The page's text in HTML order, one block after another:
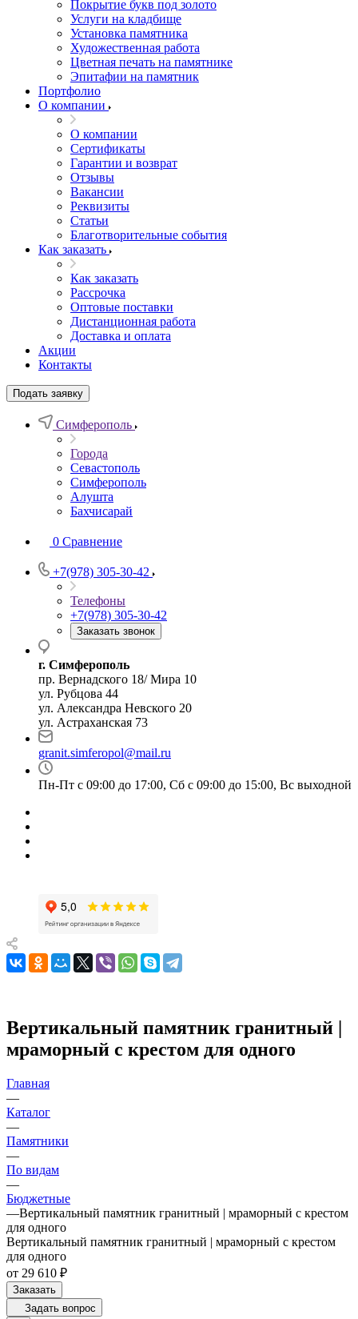
Покрытие букв под золото
Услуги на кладбище
Установка памятника
Художественная работа
Цветная печать на памятнике
Эпитафии на памятник
Портфолио
О компании
О компании
Сертификаты
Гарантии и возврат
Отзывы
Вакансии
Реквизиты
Статьи
Благотворительные события
Как заказать
Как заказать
Рассрочка
Оптовые поставки
Дистанционная работа
Доставка и оплата
Акции
Контакты
Подать заявку
Симферополь
Города
Севастополь
Симферополь
Алушта
Бахчисарай
0 Сравнение
+7(978) 305-30-42
Телефоны
+7(978) 305-30-42
Заказать звонок
г. Симферополь
пр. Вернадского 18/ Мира 10
ул. Рубцова 44
ул. Александра Невского 20
ул. Астраханская 73
granit.simferopol@mail.ru
Пн-Пт с 09:00 до 17:00, Сб с 09:00 до 15:00, Вс выходной
Вертикальный памятник гранитный |
мраморный с крестом для одного
Главная
—
Каталог
—
Памятники
—
По видам
—
Бюджетные
—Вертикальный памятник гранитный | мраморный с крестом
для одного
Вертикальный памятник гранитный | мраморный с крестом
для одного
от 29 610 ₽
Заказать
Задать вопрос